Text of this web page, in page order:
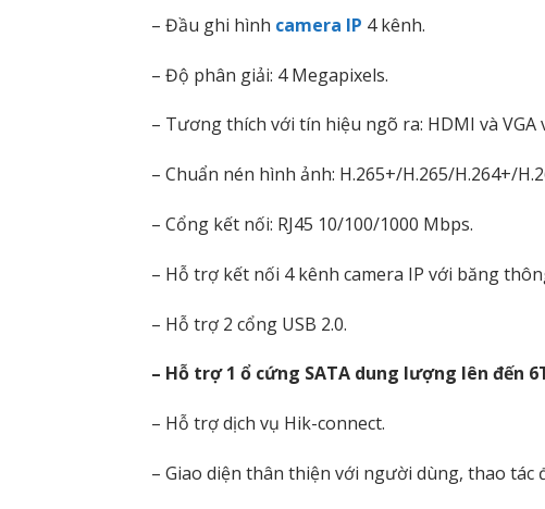
– Đầu ghi hình camera IP 4 kênh.
– Độ phân giải: 4 Megapixels.
– Tương thích với tín hiệu ngõ ra: HDMI và VGA
– Chuẩn nén hình ảnh: H.265+/H.265/H.264+/
– Cổng kết nối: RJ45 10/100/1000 Mbps.
– Hỗ trợ kết nối 4 kênh camera IP với băng
– Hỗ trợ 2 cổng USB 2.0.
– Hỗ trợ 1 ổ cứng SATA dung lượng lên đến
– Hỗ trợ dịch vụ Hik-connect.
– Giao diện thân thiện với người dùng, thao tác